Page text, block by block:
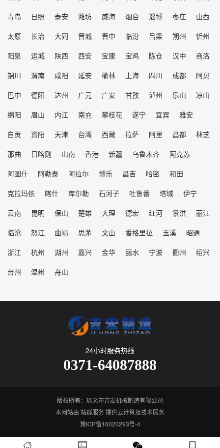
青岛
日照 泰安 潍坊 威海 烟台 淄博 枣庄
山西
太原
长治 大同 晋城 晋中 临汾 吕梁 朔州
忻州
阳泉
运城 陕西 西安 宝康 宝鸡 陈仓 汉中
商洛
铜川
渭南 咸阳 延安 榆林 上海 四川 成都
阿贝
巴中
德阳 达州 广元 广安 甘孜 泸州 乐山
凉山
绵阳
眉山 内江 南充 攀枝花 遂宁 宜宾
雅安
自贡
资阳 天津 台湾 西藏 拉萨 阿里 昌都
林芝
那曲
日喀则 山南 香港 新疆 乌鲁木齐
阿克苏
阿图什
阿勒泰 阿拉尔 博乐 昌吉 哈密
和田
克拉玛依
喀什 库尔勒 石河子 吐鲁番 塔城
伊宁
云南
昆明 保山 楚雄 大理 德宏 红河 景洪
丽江
临沧
怒江 曲靖 思茅 文山 香格里拉 玉溪
昭通
浙江
杭州 湖州 嘉兴 金华 丽水 宁波 衢州
绍兴
台州
温州 舟山
24小时服务热线
0371-64087888
版权所有：巩义市吉宏机械制造有限公司
本网站由 站群服务提供云计算及技术服务
豫ICP备16020293号-4